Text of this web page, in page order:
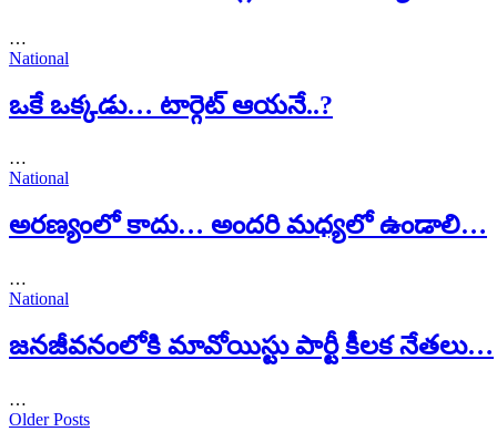
…
National
ఒకే ఒక్కడు… టార్గెట్ ఆయనే..?
…
National
అరణ్యంలో కాదు… అందరి మధ్యలో ఉండాలి…
…
National
జనజీవనంలోకి మావోయిస్టు పార్టీ కీలక నేతలు…
…
Older Posts